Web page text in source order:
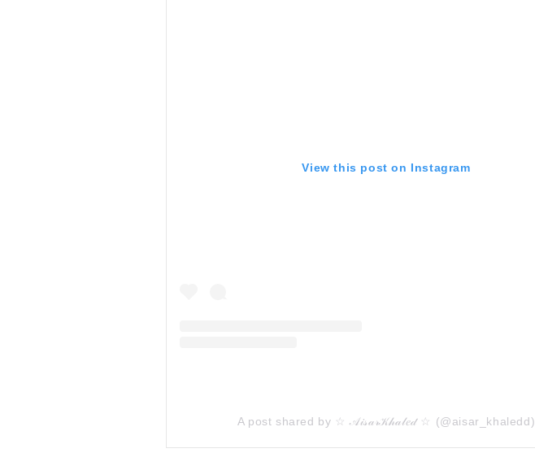
View this post on Instagram
A post shared by ☆ 𝒜𝒾𝓈𝒶𝓇𝒦𝒽𝒶𝓁𝑒𝒹 ☆ (@aisar_khaledd)